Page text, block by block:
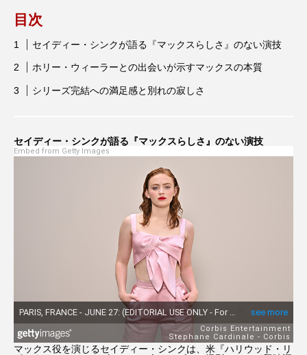
アリアナ・グランデ
アンジェリーナ・ジョリー アンセル・エルゴート
イカゲーム いまおかしんじ
インターステラー
ウーナ・チャップリン ウィキッド ふたりの魔女
ウィキッド 永遠の約束 エマ・ストーン
エル・ファニング
オードリー・ヘプバーン キアヌ・リーブス
目次
セイディー・シンクが語る『マックスらしさ』のない演技
ホリー・ウィーラーとの出会いが示すマックスの本質
シリーズ完結への満足感と別れの寂しさ
セイディー・シンクが語る『マックスらしさ』のない演技
Embed from Getty Images
マックス役を演じるセイディー・シンクは、米『ハリウッド・リ